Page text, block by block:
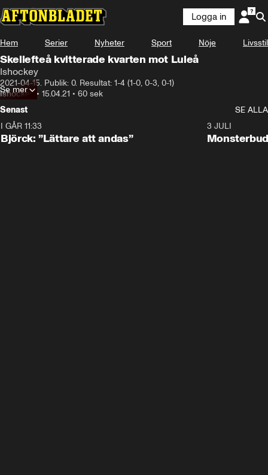
Logga in
Hem Serier Nyheter Sport Nöje Livsstil
Skellefteå kvitterade kvarten mot Luleå
Ishockey
2021-04-15. Publik: 0. Resultat: 1-4 (1-0, 0-3, 0-1)
Ishockey• 15.04.21 • 60 sek
Se mer
Senast
SE ALLA
I GÅR 11:33
Björck: ”Lättare att andas”
3 JULI